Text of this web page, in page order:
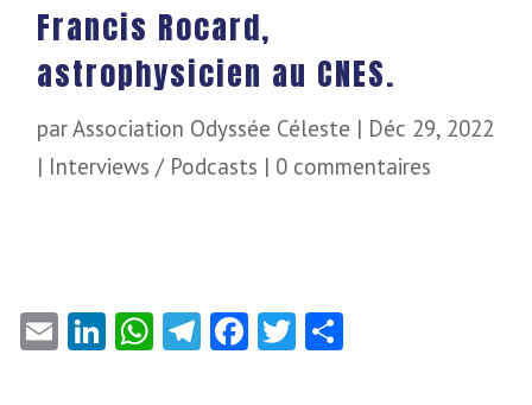
Francis Rocard,
astrophysicien au CNES.
parAssociation Odyssée Céleste | Déc 29, 2022
| Interviews / Podcasts | 0 commentaires
EmailLinkedIn
WhatsApp
Telegram
Facebook
Twitter